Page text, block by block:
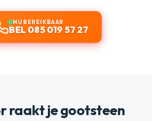
NU BEREIKBAAR
BEL 085 019 57 27
raakt je gootsteen